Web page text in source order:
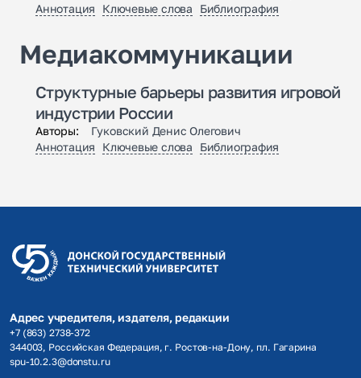
Аннотация
Ключевые слова Библиография
Медиакоммуникации
Структурные барьеры развития игровой
индустрии России
Авторы:
Гуковский Денис Олегович
Аннотация
Ключевые слова Библиография
Адрес учредителя, издателя, редакции
+7 (863) 2738-372
344003, Российская Федерация, г. Ростов-на-Дону, пл. Гагарина
spu-10.2.3@donstu.ru